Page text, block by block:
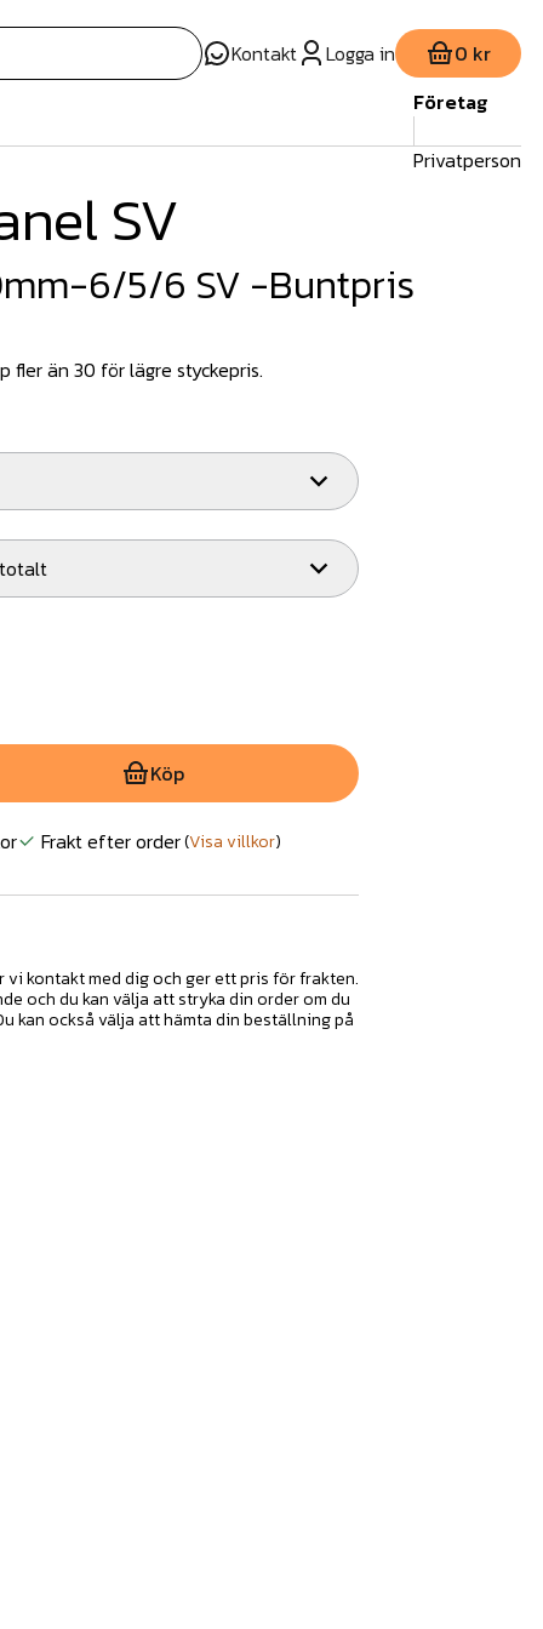
Kontakt Logga in
0 kr
Företag
Privatperson
SV
6/5/6 SV -Buntpris
fler än 30 för lägre styckepris.
totalt
Köp
Frakt efter order(Visa villkor)
kontakt med dig och ger ett pris för frakten.
och du kan välja att stryka din order om du
kan också välja att hämta din beställning på